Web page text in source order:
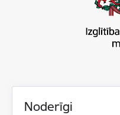
Noderīgi